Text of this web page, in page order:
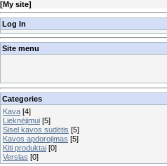
[My site]
Log In
Site menu
Categories
Kava [4]
Lieknėjimui [5]
Sisel kavos sudėtis [5]
Kavos apdorojimas [5]
Kiti produktai [0]
Verslas [0]